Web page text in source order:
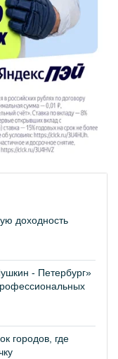
доходность
- Петербург»
городов, где